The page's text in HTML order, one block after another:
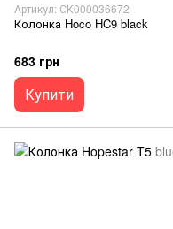
Артикул: СК000036672
Колонка Hoco HC9 black
683 грн
Купити